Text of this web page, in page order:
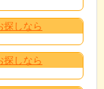
探しなら
探しなら